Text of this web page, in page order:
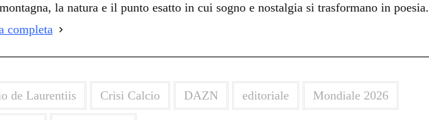
la natura e il punto esatto in cui sogno e nostalgia si trasformano in poesia.
completa
de Laurentiis Crisi Calcio DAZN editoriale Mondiale 2026